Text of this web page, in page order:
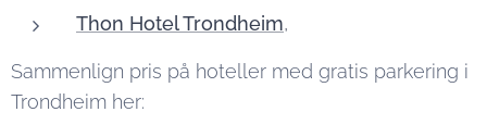
Thon Hotel Trondheim,
Sammenlign pris på hoteller med gratis parkering i
Trondheim her: